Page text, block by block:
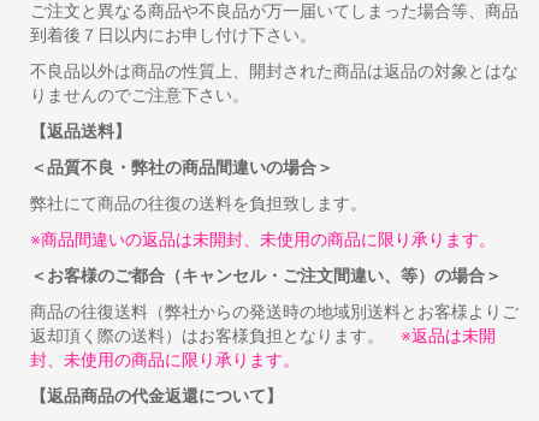
ご注文と異なる商品や不良品が万一届いてしまった場合等、商品
到着後７日以内にお申し付け下さい。
不良品以外は商品の性質上、開封された商品は返品の対象とはな
りませんのでご注意下さい。
【返品送料】
＜品質不良・弊社の商品間違いの場合＞
弊社にて商品の往復の送料を負担致します。
※商品間違いの返品は未開封、未使用の商品に限り承ります。
＜お客様のご都合（キャンセル・ご注文間違い、等）の場合＞
商品の往復送料（弊社からの発送時の地域別送料とお客様よりご
返却頂く際の送料）はお客様負担となります。 ※返品は未開
封、未使用の商品に限り承ります。
【返品商品の代金返還について】